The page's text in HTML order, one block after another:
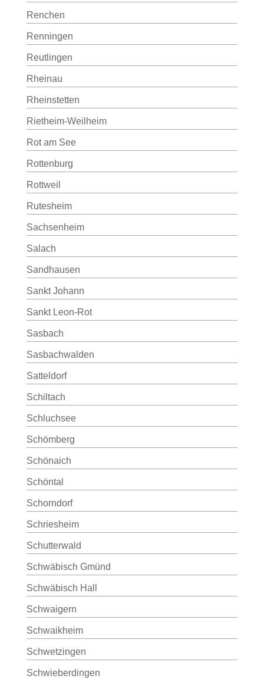
Renchen
Renningen
Reutlingen
Rheinau
Rheinstetten
Rietheim-Weilheim
Rot am See
Rottenburg
Rottweil
Rutesheim
Sachsenheim
Salach
Sandhausen
Sankt Johann
Sankt Leon-Rot
Sasbach
Sasbachwalden
Satteldorf
Schiltach
Schluchsee
Schömberg
Schönaich
Schöntal
Schorndorf
Schriesheim
Schutterwald
Schwäbisch Gmünd
Schwäbisch Hall
Schwaigern
Schwaikheim
Schwetzingen
Schwieberdingen